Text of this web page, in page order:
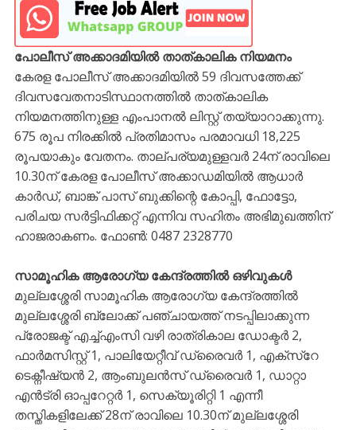
പോലീസ് അക്കാദമിയിൽ താത്കാലിക നിയമനം
കേരള പോലീസ് അക്കാദമിയിൽ 59 ദിവസത്തേക്ക്
ദിവസവേതനാടിസ്ഥാനത്തിൽ താത്കാലിക
നിയമനത്തിനുള്ള എംപാനൽ ലിസ്റ്റ് തയ്യാറാക്കുന്നു.
675 രൂപ നിരക്കിൽ പ്രതിമാസം പരമാവധി 18,225
രൂപയാകും വേതനം. താല്പര്യമുള്ളവർ 24ന് രാവിലെ
10.30ന് കേരള പോലീസ് അക്കാഡമിയിൽ ആധാർ
കാർഡ്, ബാങ്ക് പാസ് ബുക്കിന്റെ കോപ്പി, ഫോട്ടോ,
പരിചയ സർട്ടിഫിക്കറ്റ് എന്നിവ സഹിതം അഭിമുഖത്തിന്
ഹാജരാകണം. ഫോൺ: 0487 2328770
സാമൂഹിക ആരോഗ്യ കേന്ദ്രത്തിൽ ഒഴിവുകൾ
മുല്ലശ്ശേരി സാമൂഹിക ആരോഗ്യ കേന്ദ്രത്തിൽ
മുല്ലശ്ശേരി ബ്ലോക്ക് പഞ്ചായത്ത് നടപ്പിലാക്കുന്ന
പ്രോജക്ട് എച്ച്എംസി വഴി രാത്രികാല ഡോക്ടർ 2,
ഫാർമസിസ്റ്റ് 1, പാലിയേറ്റീവ് ഡ്രൈവർ 1, എക്‌സ്‌റേ
ടെക്നീഷ്യൻ 2, ആംബുലൻസ് ഡ്രൈവർ 1, ഡാറ്റാ
എൻട്രി ഓപ്പറേറ്റർ 1, സെക്യൂരിറ്റി 1 എന്നീ
തസ്തികളിലേക്ക് 28ന് രാവിലെ 10.30ന് മുല്ലശ്ശേരി